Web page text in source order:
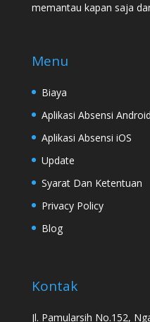
memantau kapan saja
Menu
Biaya
Aplikasi Absensi Android
Aplikasi Absensi iOS
Update
Syarat Dan Ketentuan
Privacy Policy
Blog
Kontak
Jl. Pamularsih No.152,